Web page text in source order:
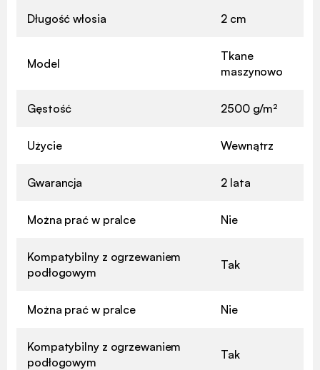
Długość włosia 2 cm
Model
Tkane
maszynowo
Gęstość 2500 g/m²
Użycie Wewnątrz
Gwarancja 2 lata
Można prać w pralce Nie
Kompatybilny z ogrzewaniem
podłogowym
Tak
Można prać w pralce Nie
Kompatybilny z ogrzewaniem
podłogowym
Tak